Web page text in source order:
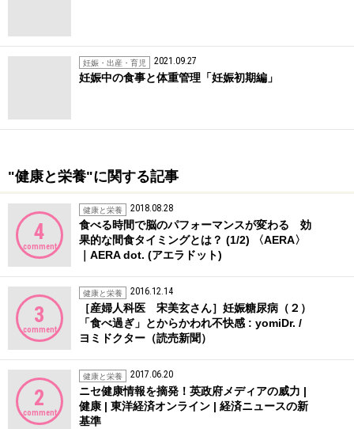
妊娠・出産・育児 2021.09.27
妊娠中の食事と体重管理「妊娠初期編」
"健康と栄養"に関する記事
4
comment
健康と栄養 2018.08.28
食べる時間で脳のパフォーマンスが変わる 効
果的な間食タイミングとは？ (1/2) 〈AERA〉
｜AERA dot. (アエラドット)
3
comment
健康と栄養 2016.12.14
［産婦人科医 宋美玄さん］妊娠糖尿病（２）
「食べ過ぎ」とからかわれ不快感 : yomiDr. /
ヨミドクター（読売新聞）
2
comment
健康と栄養 2017.06.20
ニセ健康情報を摘発！英政府メディアの威力 |
健康 | 東洋経済オンライン | 経済ニュースの新
基準